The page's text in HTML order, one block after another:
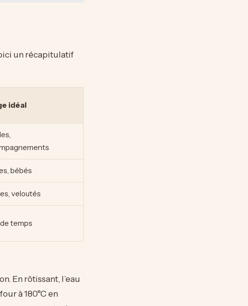
un récapitulatif
idéal
bébés
veloutés
temps
En rôtissant, l’eau
à 180°C en